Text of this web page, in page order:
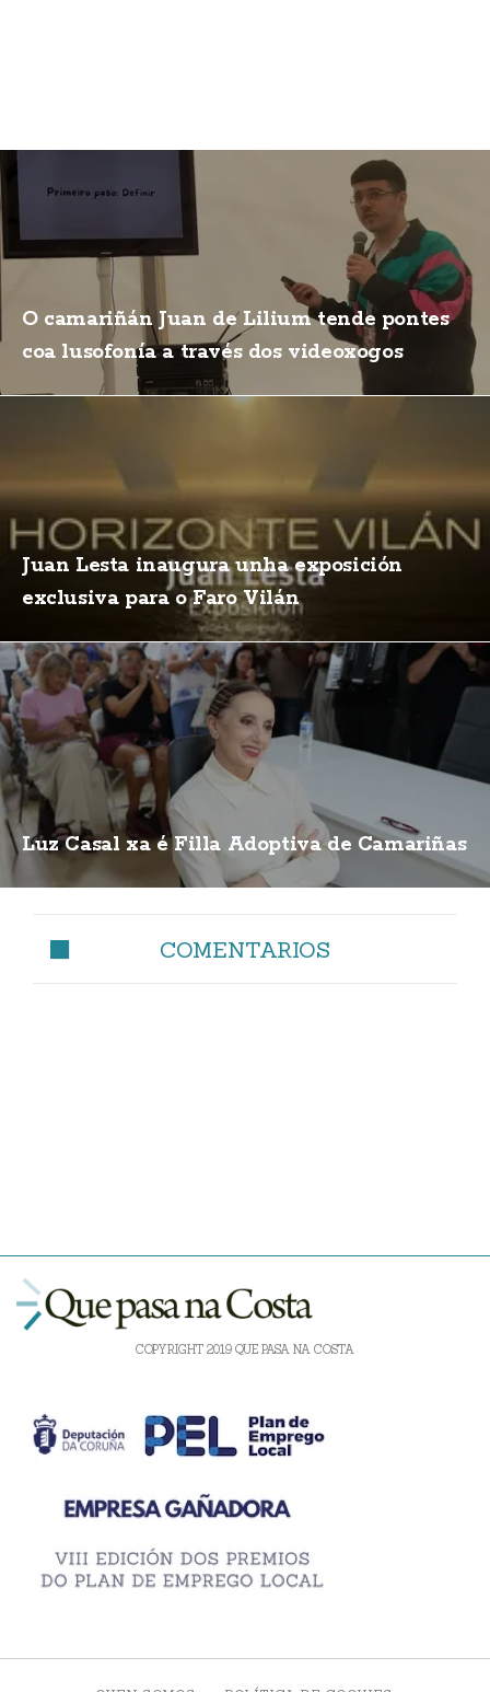
O camariñán Juan de Lilium tende pontes
coa lusofonía a través dos videoxogos
Juan Lesta inaugura unha exposición
exclusiva para o Faro Vilán
Luz Casal xa é Filla Adoptiva de Camariñas
COMENTARIOS
COPYRIGHT 2019 QUE PASA NA COSTA